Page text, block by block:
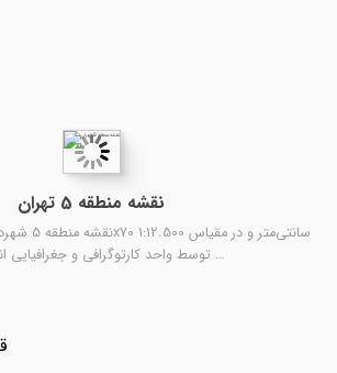
نقشه منطقه 5 تهران
توسط واحد کارتوگرافی و جغرافیایی انتشارات …